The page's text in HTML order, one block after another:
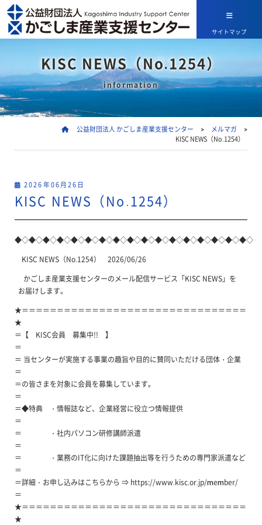
サイトマップ
KISC NEWS（No.1254）
information
公益財団法人 かごしま産業支援センター > メルマガ
>
KISC NEWS（No.1254）
2026年06月26日
KISC NEWS（No.1254）
◆◇◆◇◆◇◆◇◆◇◆◇◆◇◆◇◆◇◆◇◆◇◆◇◆◇◆◇◆◇◆◇◆◇
KISC NEWS（No.1254） 2026/06/26
かごしま産業支援センターのメール配信サービス「KISC NEWS」を
お届けします。
★＝＝＝＝＝＝＝＝＝＝＝＝＝＝＝＝＝＝＝＝＝＝＝＝＝＝＝＝＝＝＝＝
★
＝【 KISC会員 募集中!! 】
＝
＝ 当センターが実施する事業の趣旨や目的に賛同いただける団体・企業
＝
＝の皆さまを対象に会員を募集しています。
＝
＝◆特典 ・情報誌など、企業経営に役立つ情報提供
＝
＝ ・社内パソコン研修講師派遣
＝
＝ ・業務のIT化に向けた課題抽出等を行うための専門家派遣など
＝
＝詳細・お申し込みはこちらから ⇒ https://www.kisc.or.jp/member/
＝
★＝＝＝＝＝＝＝＝＝＝＝＝＝＝＝＝＝＝＝＝＝＝＝＝＝＝＝＝＝＝＝＝
★